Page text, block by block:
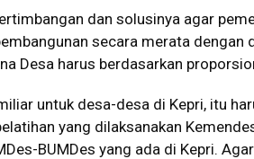
dan solusinya agar
secara merata dengan
Desa harus berdasarkan
untuk desa-desa di Kepri, itu
yang dilaksanakan
BUMDes yang ada di Kepri.